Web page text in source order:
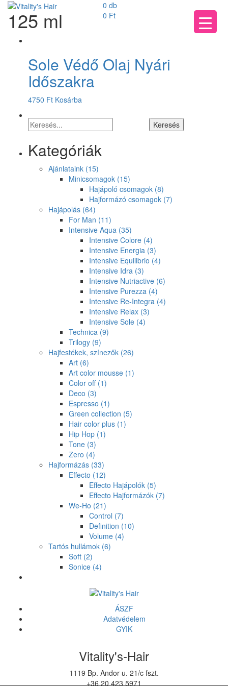
0 db
0 Ft
125 ml
Sole Védő Olaj Nyári
Időszakra
4750 Ft Kosárba
Kategóriák
Ajánlataink (15)
Minicsomagok (15)
Hajápoló csomagok (8)
Hajformázó csomagok (7)
Hajápolás (64)
For Man (11)
Intensive Aqua (35)
Intensive Colore (4)
Intensive Energia (3)
Intensive Equilibrio (4)
Intensive Idra (3)
Intensive Nutriactive (6)
Intensive Purezza (4)
Intensive Re-Integra (4)
Intensive Relax (3)
Intensive Sole (4)
Technica (9)
Trilogy (9)
Hajfestékek, színezők (26)
Art (6)
Art color mousse (1)
Color off (1)
Deco (3)
Espresso (1)
Green collection (5)
Hair color plus (1)
Hip Hop (1)
Tone (3)
Zero (4)
Hajformázás (33)
Effecto (12)
Effecto Hajápolók (5)
Effecto Hajformázók (7)
We-Ho (21)
Control (7)
Definition (10)
Volume (4)
Tartós hullámok (6)
Soft (2)
Sonice (4)
ÁSZF
Adatvédelem
GYIK
Vitality's-Hair
1119 Bp. Andor u. 21/c fszt.
+36 20 423 5971